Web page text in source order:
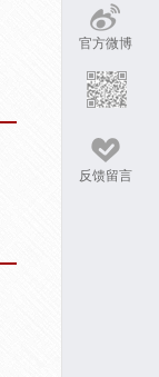
官方微博
反馈留言